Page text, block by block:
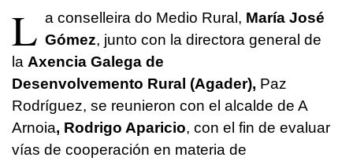
L a conselleira do Medio Rural, María José
Gómez, junto con la directora general de
la Axencia Galega de
Desenvolvemento Rural (Agader), Paz
Rodríguez, se reunieron con el alcalde de A
Arnoia, Rodrigo Aparicio, con el fin de evaluar
vías de cooperación en materia de